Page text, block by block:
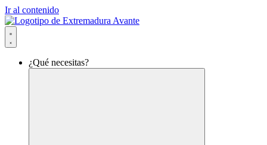
Ir al contenido
¿Qué necesitas?